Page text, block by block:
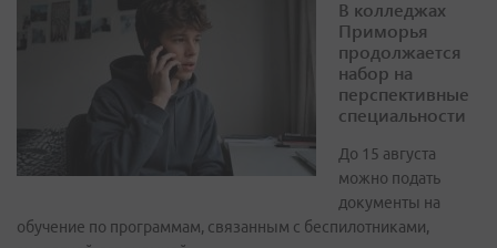
В колледжах
Приморья
продолжается
набор на
перспективные
специальности
До 15 августа
можно подать
документы на
обучение по программам, связанным с беспилотниками,